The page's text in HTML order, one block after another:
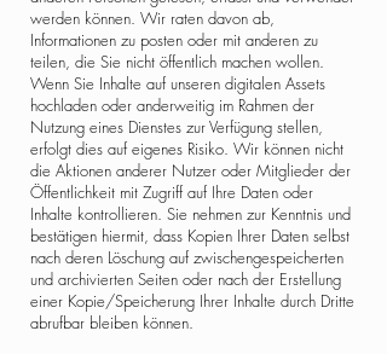
werden können. Wir raten davon ab,
Informationen zu posten oder mit anderen zu
teilen, die Sie nicht öffentlich machen wollen.
Wenn Sie Inhalte auf unseren digitalen Assets
hochladen oder anderweitig im Rahmen der
Nutzung eines Dienstes zur Verfügung stellen,
erfolgt dies auf eigenes Risiko. Wir können nicht
die Aktionen anderer Nutzer oder Mitglieder der
Öffentlichkeit mit Zugriff auf Ihre Daten oder
Inhalte kontrollieren. Sie nehmen zur Kenntnis und
bestätigen hiermit, dass Kopien Ihrer Daten selbst
nach deren Löschung auf zwischengespeicherten
und archivierten Seiten oder nach der Erstellung
einer Kopie/Speicherung Ihrer Inhalte durch Dritte
abrufbar bleiben können.